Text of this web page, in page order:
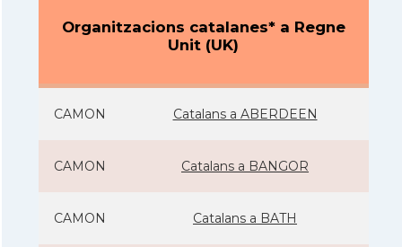
Organitzacions catalanes* a Regne
Unit (UK)
CAMON Catalans a ABERDEEN
CAMON Catalans a BANGOR
CAMON Catalans a BATH